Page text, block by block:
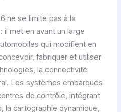
ne se limite pas à la
met en avant un large
qui modifient en
fabriquer et utiliser
la connectivité
Les systèmes embarqués
de contrôle, intégrant
la cartographie dynamique,